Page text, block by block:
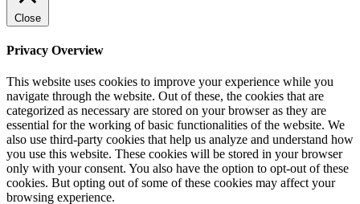
Close
Privacy Overview
This website uses cookies to improve your experience while you
navigate through the website. Out of these, the cookies that are
categorized as necessary are stored on your browser as they are
essential for the working of basic functionalities of the website. We
also use third-party cookies that help us analyze and understand how
you use this website. These cookies will be stored in your browser
only with your consent. You also have the option to opt-out of these
cookies. But opting out of some of these cookies may affect your
browsing experience.